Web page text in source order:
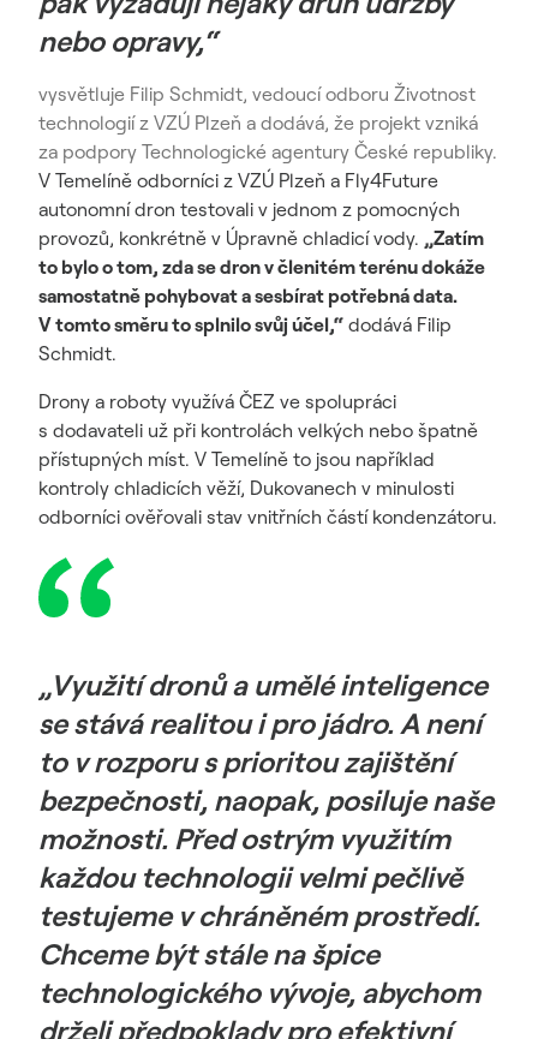
nebo opravy,“
vysvětluje Filip Schmidt, vedoucí odboru Životnost
technologií z VZÚ Plzeň a dodává, že projekt vzniká
za podpory Technologické agentury České republiky.
V Temelíně odborníci z VZÚ Plzeň a Fly4Future
autonomní dron testovali v jednom z pomocných
provozů, konkrétně v Úpravně chladicí vody. „Zatím
to bylo o tom, zda se dron v členitém terénu dokáže
samostatně pohybovat a sesbírat potřebná data.
V tomto směru to splnilo svůj účel,“ dodává Filip
Schmidt.
Drony a roboty využívá ČEZ ve spolupráci
s dodavateli už při kontrolách velkých nebo špatně
přístupných míst. V Temelíně to jsou například
kontroly chladicích věží, Dukovanech v minulosti
odborníci ověřovali stav vnitřních částí kondenzátoru.
„Využití dronů a umělé inteligence
se stává realitou i pro jádro. A není
to v rozporu s prioritou zajištění
bezpečnosti, naopak, posiluje naše
možnosti. Před ostrým využitím
každou technologii velmi pečlivě
testujeme v chráněném prostředí.
Chceme být stále na špice
technologického vývoje, abychom
drželi předpoklady pro efektivní